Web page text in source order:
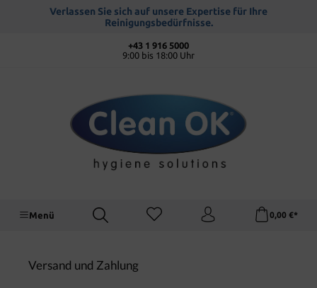
springenVerlassen Sie sich auf unsere Expertise für Ihre
Reinigungsbedürfnisse.
+43 1 916 5000
9:00 bis 18:00 Uhr
Menü 0,00 €*
Versand und Zahlung